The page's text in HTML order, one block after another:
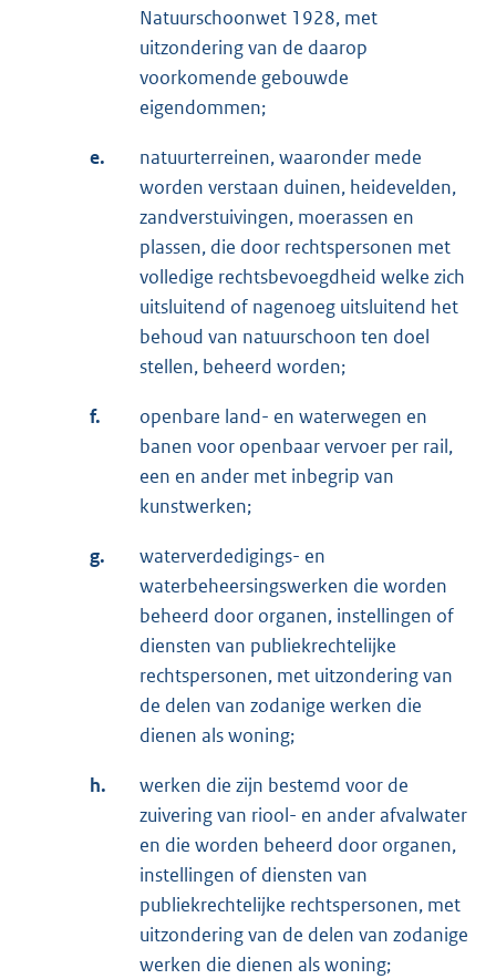
Natuurschoonwet 1928, met
uitzondering van de daarop
voorkomende gebouwde
eigendommen;
e.
natuurterreinen, waaronder mede
worden verstaan duinen, heidevelden,
zandverstuivingen, moerassen en
plassen, die door rechtspersonen met
volledige rechtsbevoegdheid welke zich
uitsluitend of nagenoeg uitsluitend het
behoud van natuurschoon ten doel
stellen, beheerd worden;
f.
openbare land- en waterwegen en
banen voor openbaar vervoer per rail,
een en ander met inbegrip van
kunstwerken;
g.
waterverdedigings- en
waterbeheersingswerken die worden
beheerd door organen, instellingen of
diensten van publiekrechtelijke
rechtspersonen, met uitzondering van
de delen van zodanige werken die
dienen als woning;
h.
werken die zijn bestemd voor de
zuivering van riool- en ander afvalwater
en die worden beheerd door organen,
instellingen of diensten van
publiekrechtelijke rechtspersonen, met
uitzondering van de delen van zodanige
werken die dienen als woning;